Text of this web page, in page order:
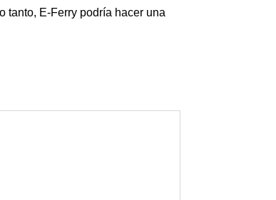
tanto, E-Ferry podría hacer una